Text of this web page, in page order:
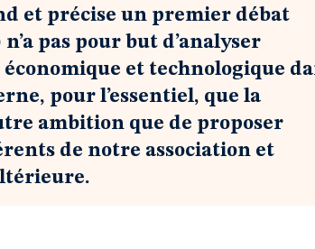
et précise un premier débat
pas pour but d’analyser
et technologique
pour l’essentiel, que la
ambition que de proposer
de notre association et